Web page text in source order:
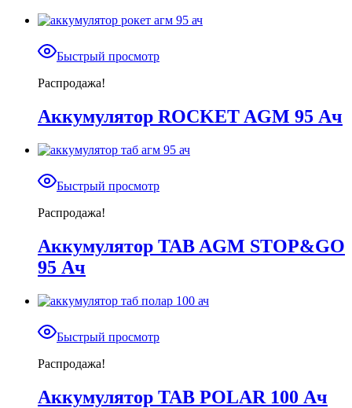
Быстрый просмотр
Распродажа!
Аккумулятор ROCKET AGM 95 Ач
Быстрый просмотр
Распродажа!
Аккумулятор TAB AGM STOP&GO
95 Ач
Быстрый просмотр
Распродажа!
Аккумулятор TAB POLAR 100 Ач